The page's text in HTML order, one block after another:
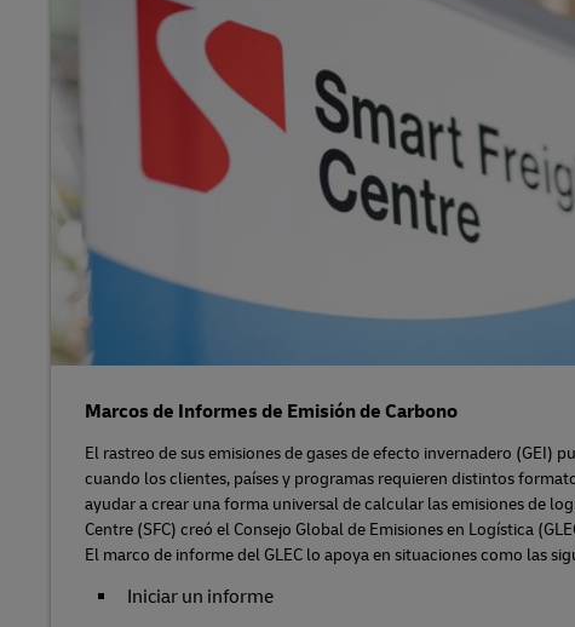
Marcos de Informes de Emisión de Carbono
El rastreo de sus emisiones de gases de efecto invernadero (GEI)
cuando los clientes, países y programas requieren distintos
ayudar a crear una forma universal de calcular las emisiones de
Centre (SFC) creó el Consejo Global de Emisiones en Logística
El marco de informe del GLEC lo apoya en situaciones como las
Iniciar un informe